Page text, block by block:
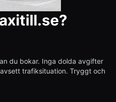
du bokar. Inga dolda avgifter
trafiksituation. Tryggt och